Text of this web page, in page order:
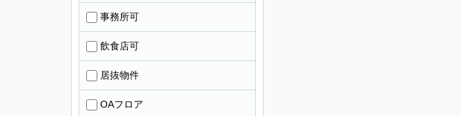
事務所可
飲食店可
居抜物件
OAフロア